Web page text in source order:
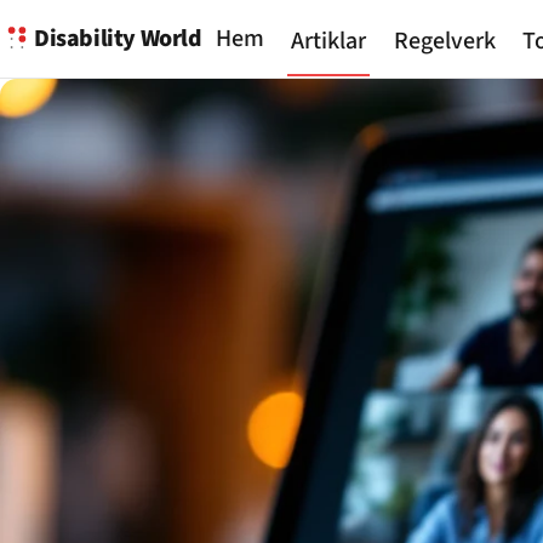
Disability World Hem Artiklar Regelverk